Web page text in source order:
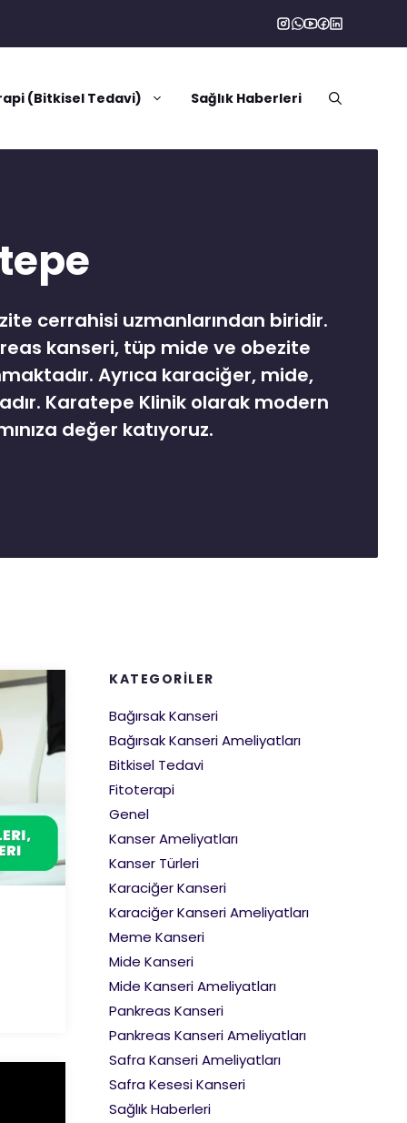
(Bitkisel Tedavi) Sağlık Haberleri
cerrahisi uzmanlarından biridir.
kanseri, tüp mide ve obezite
Ayrıca karaciğer, mide,
Karatepe Klinik olarak modern
değer katıyoruz.
KATEGORILER
Bağırsak Kanseri
Bağırsak Kanseri Ameliyatları
Bitkisel Tedavi
Fitoterapi
Genel
Kanser Ameliyatları
Kanser Türleri
Karaciğer Kanseri
Karaciğer Kanseri Ameliyatları
Meme Kanseri
Mide Kanseri
Mide Kanseri Ameliyatları
Pankreas Kanseri
Pankreas Kanseri Ameliyatları
Safra Kanseri Ameliyatları
Safra Kesesi Kanseri
Sağlık Haberleri